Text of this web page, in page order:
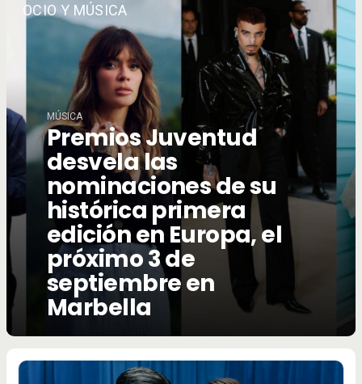
OCIO Y MÚSICA
MÚSICA
Premios Juventud
desvela las
nominaciones de su
histórica primera
edición en Europa, el
próximo 3 de
septiembre en
Marbella